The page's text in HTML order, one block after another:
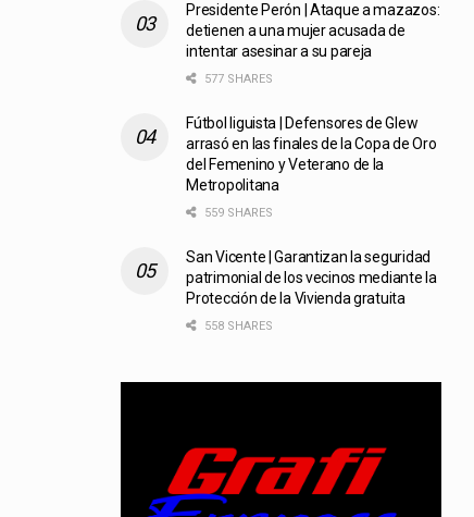
Presidente Perón | Ataque a mazazos:
detienen a una mujer acusada de
intentar asesinar a su pareja
577 SHARES
Fútbol liguista | Defensores de Glew
arrasó en las finales de la Copa de Oro
del Femenino y Veterano de la
Metropolitana
559 SHARES
San Vicente | Garantizan la seguridad
patrimonial de los vecinos mediante la
Protección de la Vivienda gratuita
558 SHARES